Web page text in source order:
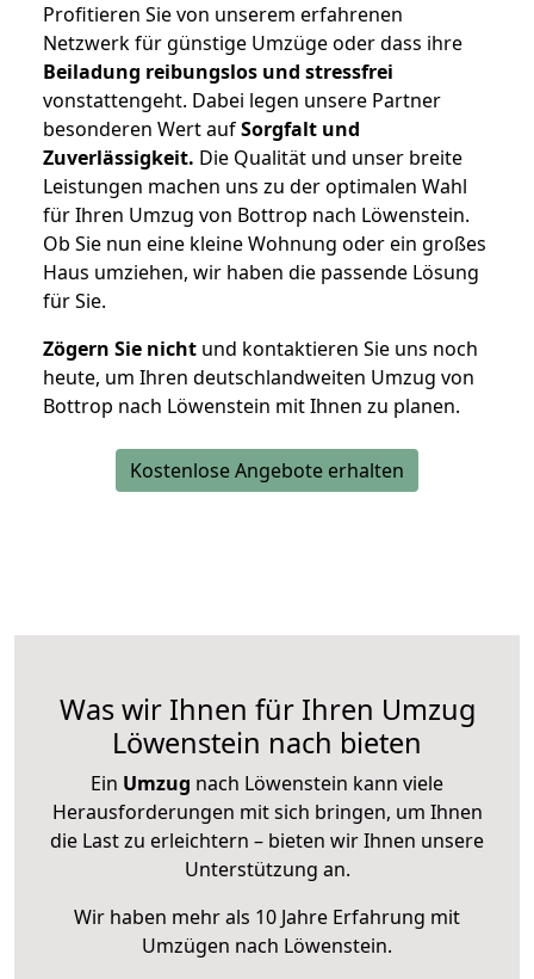
Profitieren Sie von unserem erfahrenen
Netzwerk für günstige Umzüge oder dass ihre
Beiladung reibungslos und stressfrei
vonstattengeht. Dabei legen unsere Partner
besonderen Wert aufSorgfalt und
Zuverlässigkeit. Die Qualität und unser breite
Leistungen machen uns zu der optimalen Wahl
für Ihren Umzug von Bottrop nach Löwenstein.
Ob Sie nun eine kleine Wohnung oder ein großes
Haus umziehen, wir haben die passende Lösung
für Sie.
Zögern Sie nicht und kontaktieren Sie uns noch
heute, um Ihren deutschlandweiten Umzug von
Bottrop nach Löwenstein mit Ihnen zu planen.
Kostenlose Angebote erhalten
Was wir Ihnen für Ihren Umzug
Löwenstein nach bieten
Ein Umzug nach Löwenstein kann viele
Herausforderungen mit sich bringen, um Ihnen
die Last zu erleichtern – bieten wir Ihnen unsere
Unterstützung an.
Wir haben mehr als 10 Jahre Erfahrung mit
Umzügen nach Löwenstein.